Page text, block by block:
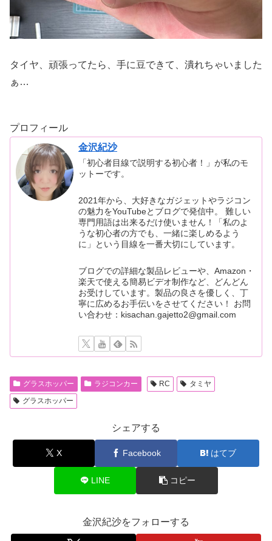
タイヤ、頑張ってたら、手に豆できて、潰れちゃいました
ぁ…
プロフィール
金沢紀沙
「初心者目線で説明する初心者！」が私のモ
ットーです。
2021年から、大好きなガジェットやラジコン
の魅力をYouTubeとブログで発信中。 難しい
専門用語は出来るだけ使いません！「私のよ
うな初心者の方でも、一緒に楽しめるよう
に」という目線を一番大切にしています。
ブログでの詳細な製品レビューや、Amazon・
楽天で使える簡易ビデオ制作など、どんどん
お受けしています。製品の良さを優しく、丁
寧に広めるお手伝いをさせてください！ お問
い合わせ：kisachan.gajetto2@gmail.com
グラスホッパー ラジコンカー RC
タミヤ
グラスホッパー
シェアする
X Facebook はてブ
LINE コピー
金沢紀沙をフォローする